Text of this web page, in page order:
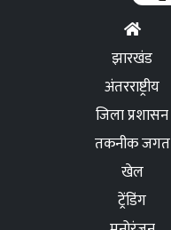
झारखंड
अंतरराष्ट्रीय
जिला प्रशासन
तकनीक जगत
खेल
ट्रेंडिंग